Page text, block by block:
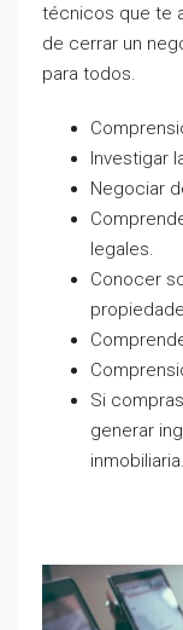
técnicos que te
de cerrar un
para todos.
Investigar
Negociar
legales.
Conocer
Si
generar
inmobiliaria.